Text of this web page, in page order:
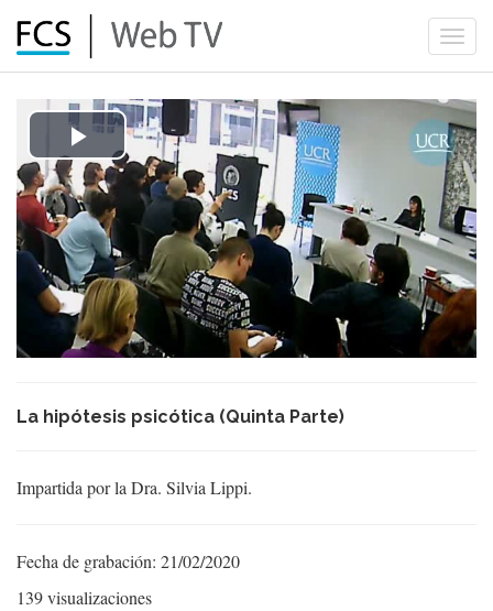
Play
Video
La hipótesis psicótica (Quinta Parte)​​
Impartida por la Dra. Silvia Lippi.​
Fecha de grabación: 21/02/2020
139 visualizaciones